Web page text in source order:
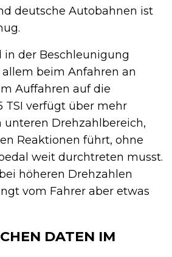
deutsche Autobahnen ist
in der Beschleunigung
beim Anfahren an
Auffahren auf die
TSI verfügt über mehr
Drehzahlbereich,
Reaktionen führt, ohne
weit durchtreten musst.
höheren Drehzahlen
vom Fahrer aber etwas
DATEN IM